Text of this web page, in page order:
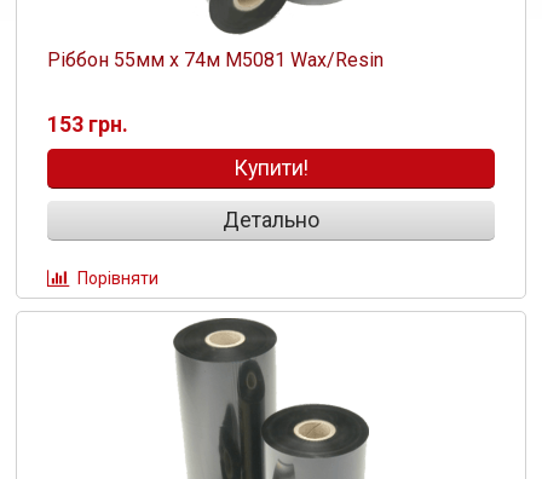
Ріббон 55мм х 74м M5081 Wax/Resin
153 грн.
Купити!
Детально
Порівняти